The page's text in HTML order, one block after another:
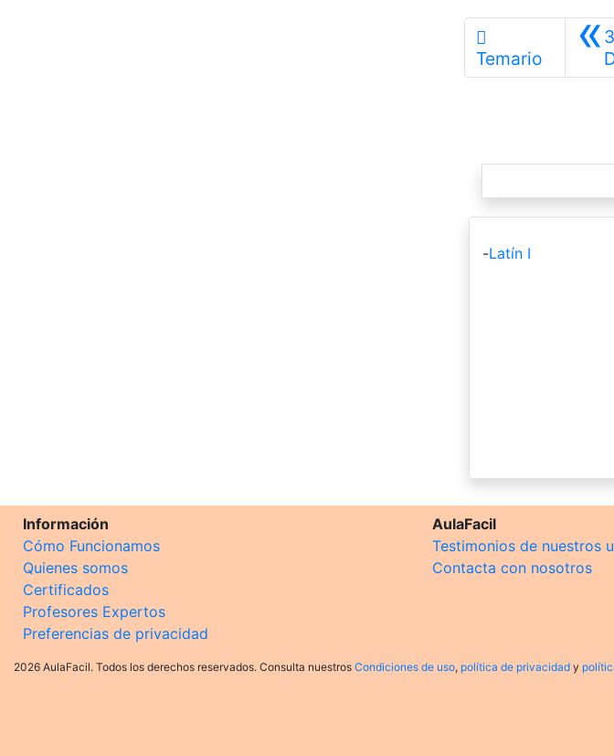
Temario «
-Latín I
Información
Cómo Funcionamos
Quienes somos
Certificados
Profesores Expertos
Preferencias de privacidad
AulaFacil
Testimonios de nuestros
Contacta con nosotros
2026 AulaFacil. Todos los derechos reservados. Consulta nuestros Condiciones de uso, política de privacidad y